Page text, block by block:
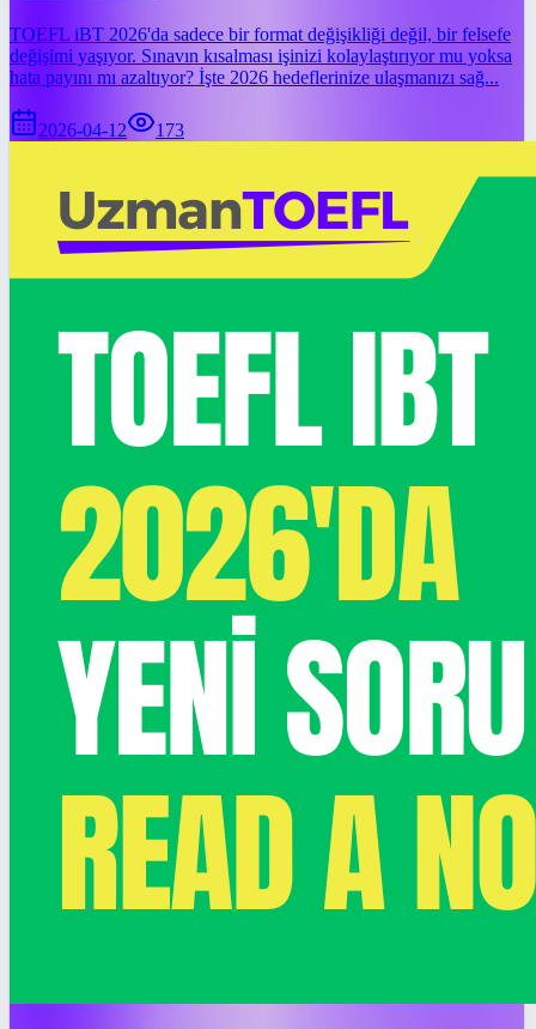
TOEFL iBT 2026'da sadece bir format değişikliği değil, bir felsefe
değişimi yaşıyor. Sınavın kısalması işinizi kolaylaştırıyor mu yoksa
hata payını mı azaltıyor? İşte 2026 hedeflerinize ulaşmanızı sağ...
2026-04-12 173